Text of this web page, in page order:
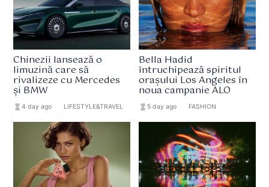
Chinezii lansează o
limuzină care să
rivalizeze cu Mercedes
și BMW
hourglass_full4 day ago LIFESTYLE&TRAVEL
Bella Hadid
întruchipează spiritul
orașului Los Angeles în
noua campanie ALO
hourglass_full 5 day ago FASHION